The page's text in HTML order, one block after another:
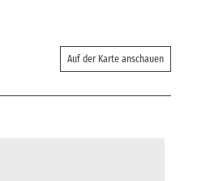
Auf der Karte anschauen